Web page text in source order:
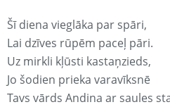
Šī diena vieglāka par spāri,
Lai dzīves rūpēm paceļ pāri.
Uz mirkli kļūsti kastaņzieds,
Jo šodien prieka varavīksnē
Tavs vārds Andina ar saules